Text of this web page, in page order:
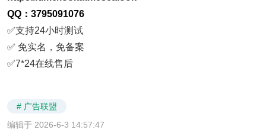
QQ：3795091076
✅支持24小时测试
✅ 免实名，免备案
✅7*24在线售后
# 广告联盟
编辑于 2026-6-3 14:57:47